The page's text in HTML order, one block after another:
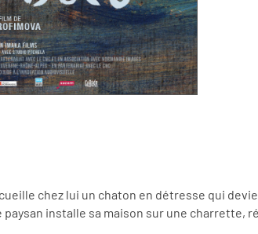
chez lui un chaton en détresse qui
installe sa maison sur une charrette,